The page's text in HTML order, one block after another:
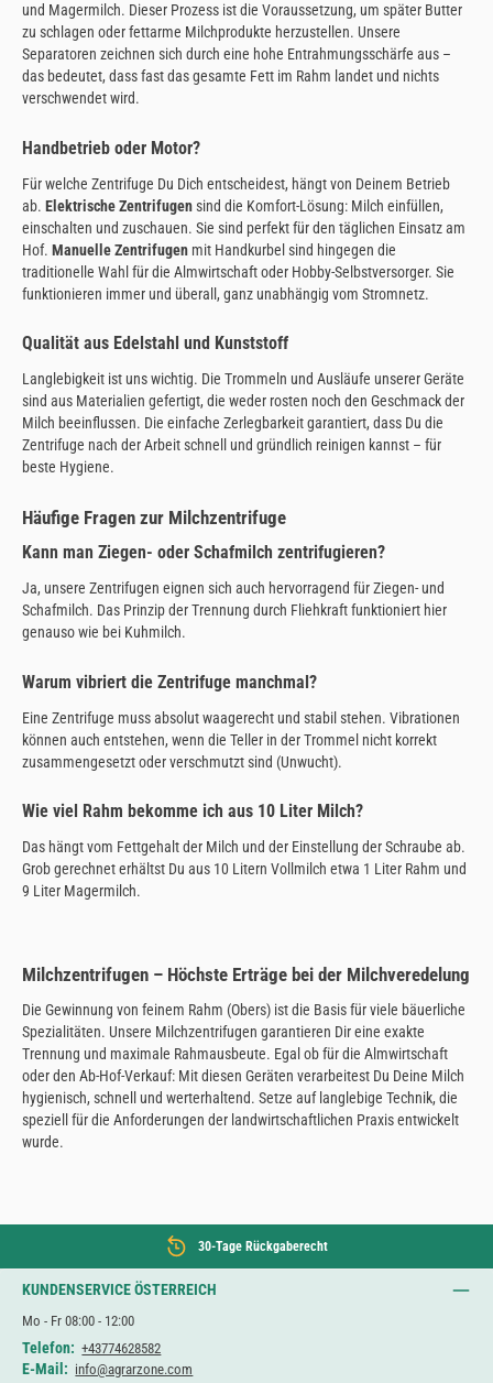
und Magermilch. Dieser Prozess ist die Voraussetzung, um später Butter
zu schlagen oder fettarme Milchprodukte herzustellen. Unsere
Separatoren zeichnen sich durch eine hohe Entrahmungsschärfe aus –
das bedeutet, dass fast das gesamte Fett im Rahm landet und nichts
verschwendet wird.
Handbetrieb oder Motor?
Für welche Zentrifuge Du Dich entscheidest, hängt von Deinem Betrieb
ab. Elektrische Zentrifugensind die Komfort-Lösung: Milch einfüllen,
einschalten und zuschauen. Sie sind perfekt für den täglichen Einsatz am
Hof. Manuelle Zentrifugen mit Handkurbel sind hingegen die
traditionelle Wahl für die Almwirtschaft oder Hobby-Selbstversorger. Sie
funktionieren immer und überall, ganz unabhängig vom Stromnetz.
Qualität aus Edelstahl und Kunststoff
Langlebigkeit ist uns wichtig. Die Trommeln und Ausläufe unserer Geräte
sind aus Materialien gefertigt, die weder rosten noch den Geschmack der
Milch beeinflussen. Die einfache Zerlegbarkeit garantiert, dass Du die
Zentrifuge nach der Arbeit schnell und gründlich reinigen kannst – für
beste Hygiene.
Häufige Fragen zur Milchzentrifuge
Kann man Ziegen- oder Schafmilch zentrifugieren?
Ja, unsere Zentrifugen eignen sich auch hervorragend für Ziegen- und
Schafmilch. Das Prinzip der Trennung durch Fliehkraft funktioniert hier
genauso wie bei Kuhmilch.
Warum vibriert die Zentrifuge manchmal?
Eine Zentrifuge muss absolut waagerecht und stabil stehen. Vibrationen
können auch entstehen, wenn die Teller in der Trommel nicht korrekt
zusammengesetzt oder verschmutzt sind (Unwucht).
Wie viel Rahm bekomme ich aus 10 Liter Milch?
Das hängt vom Fettgehalt der Milch und der Einstellung der Schraube ab.
Grob gerechnet erhältst Du aus 10 Litern Vollmilch etwa 1 Liter Rahm und
9 Liter Magermilch.
Milchzentrifugen – Höchste Erträge bei der Milchveredelung
Die Gewinnung von feinem Rahm (Obers) ist die Basis für viele bäuerliche
Spezialitäten. Unsere Milchzentrifugen garantieren Dir eine exakte
Trennung und maximale Rahmausbeute. Egal ob für die Almwirtschaft
oder den Ab-Hof-Verkauf: Mit diesen Geräten verarbeitest Du Deine Milch
hygienisch, schnell und werterhaltend. Setze auf langlebige Technik, die
speziell für die Anforderungen der landwirtschaftlichen Praxis entwickelt
wurde.
30-Tage Rückgaberecht
KUNDENSERVICE ÖSTERREICH
Mo - Fr 08:00 - 12:00
Telefon: +43774628582
E-Mail: info@agrarzone.com